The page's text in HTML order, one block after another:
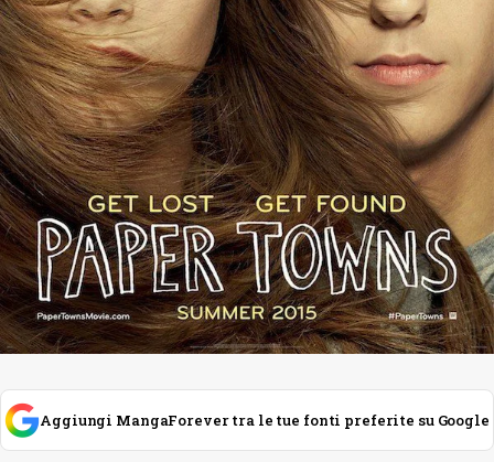
Aggiungi MangaForever tra le tue fonti preferite su Google